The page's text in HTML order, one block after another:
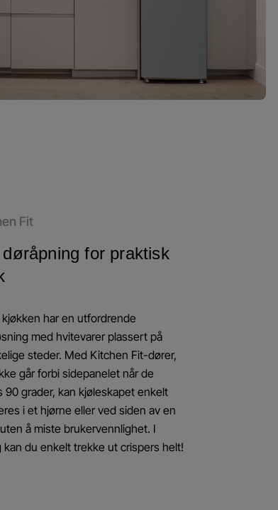
Fit
døråpning for praktisk
har en utfordrende
med hvitevarer plassert på
steder. Med Kitchen Fit-dører,
går forbi sidepanelet når de
90 grader, kan kjøleskapet enkelt
i et hjørne eller ved siden av en
å miste brukervennlighet. I
kan du enkelt trekke ut crispers helt!